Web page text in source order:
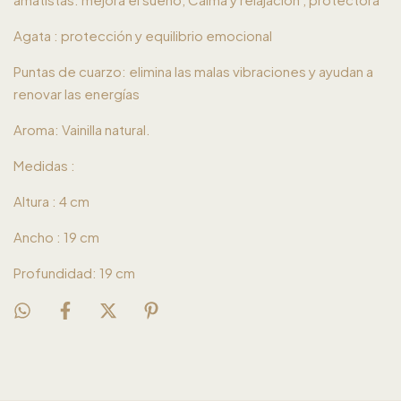
Agata : protección y equilibrio emocional
Puntas de cuarzo: elimina las malas vibraciones y ayudan a
renovar las energías
Aroma: Vainilla natural.
Medidas :
Altura : 4 cm
Ancho : 19 cm
Profundidad: 19 cm